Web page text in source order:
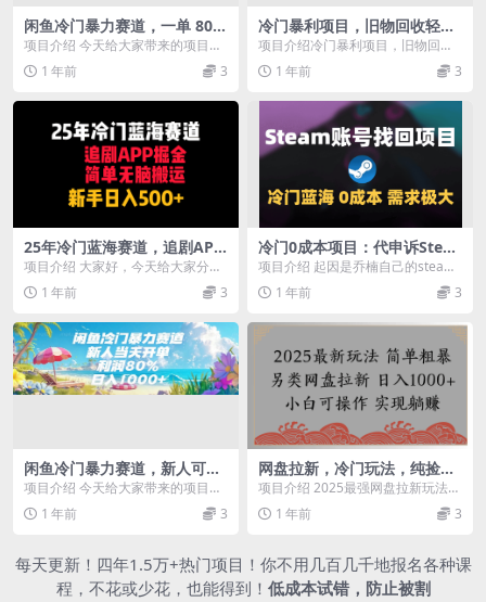
闲鱼冷门暴力赛道，一单 80%
利润，新人轻松日入 3000+
项目介绍 今天给大家带来的项目是
《闲鱼冷门暴力赛道，一单 80%利
润，新人轻松日...
1 年前 3
冷门暴利项目，旧物回收轻松
月入4位数
项目介绍冷门暴利项目，旧物回收
轻松月入4位数，打造团队享受稳赚
收益 课程目录一、...
1 年前 3
25年冷门蓝海赛道，追剧APP
掘金，简单无脑搬运，新手日
入500+
项目介绍 大家好，今天给大家分享
一个冷门蓝海项目，依靠APP撸金
变现，我们大家都...
1 年前 3
冷门0成本项目：代申诉Stea
m被盗账号
项目介绍 起因是乔楠自己的steam
账号，前段时间被Dao了。半夜12
点左右，我...
1 年前 3
闲鱼冷门暴力赛道，新人可当
天开单，利润80%，日入1000
+
项目介绍 今天给大家带来的项目是
《闲鱼暴力掘金，一单90%利润，
新人轻松日入10...
1 年前 3
网盘拉新，冷门玩法，纯捡钱
月入8000，0基础小白也能做
项目介绍 2025最强网盘拉新玩法，
0基础可做，单月收入8000+；一个
很强的干...
1 年前 3
每天更新！四年1.5万+热门项目！你不用几百几千地报名各种课
程，不花或少花，也能得到！ 低成本试错，防止被割